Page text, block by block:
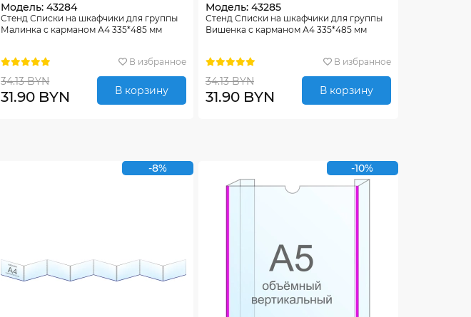
Модель: 43284
Стенд Списки на шкафчики для группы
Малинка с карманом А4 335*485 мм
В избранное
34.13 BYN
31.90 BYN В корзину
Модель: 43285
Стенд Списки на шкафчики для группы
Вишенка с карманом А4 335*485 мм
В избранное
34.13 BYN
31.90 BYN В корзину
-8% -10%